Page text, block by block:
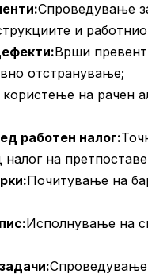
Спроведување
и
Врши
отстранување;
на рачен
работен налог:
на
Почитување на
Исполнување на